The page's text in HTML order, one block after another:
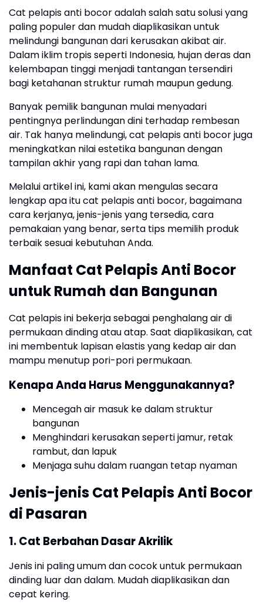
Cat pelapis anti bocor adalah salah satu solusi yang
paling populer dan mudah diaplikasikan untuk
melindungi bangunan dari kerusakan akibat air.
Dalam iklim tropis seperti Indonesia, hujan deras dan
kelembapan tinggi menjadi tantangan tersendiri
bagi ketahanan struktur rumah maupun gedung.
Banyak pemilik bangunan mulai menyadari
pentingnya perlindungan dini terhadap rembesan
air. Tak hanya melindungi, cat pelapis anti bocor juga
meningkatkan nilai estetika bangunan dengan
tampilan akhir yang rapi dan tahan lama.
Melalui artikel ini, kami akan mengulas secara
lengkap apa itu cat pelapis anti bocor, bagaimana
cara kerjanya, jenis-jenis yang tersedia, cara
pemakaian yang benar, serta tips memilih produk
terbaik sesuai kebutuhan Anda.
Manfaat Cat Pelapis Anti Bocor
untuk Rumah dan Bangunan
Cat pelapis ini bekerja sebagai penghalang air di
permukaan dinding atau atap. Saat diaplikasikan, cat
ini membentuk lapisan elastis yang kedap air dan
mampu menutup pori-pori permukaan.
Kenapa Anda Harus Menggunakannya?
Mencegah air masuk ke dalam struktur
bangunan
Menghindari kerusakan seperti jamur, retak
rambut, dan lapuk
Menjaga suhu dalam ruangan tetap nyaman
Jenis-jenis Cat Pelapis Anti Bocor
di Pasaran
1. Cat Berbahan Dasar Akrilik
Jenis ini paling umum dan cocok untuk permukaan
dinding luar dan dalam. Mudah diaplikasikan dan
cepat kering.